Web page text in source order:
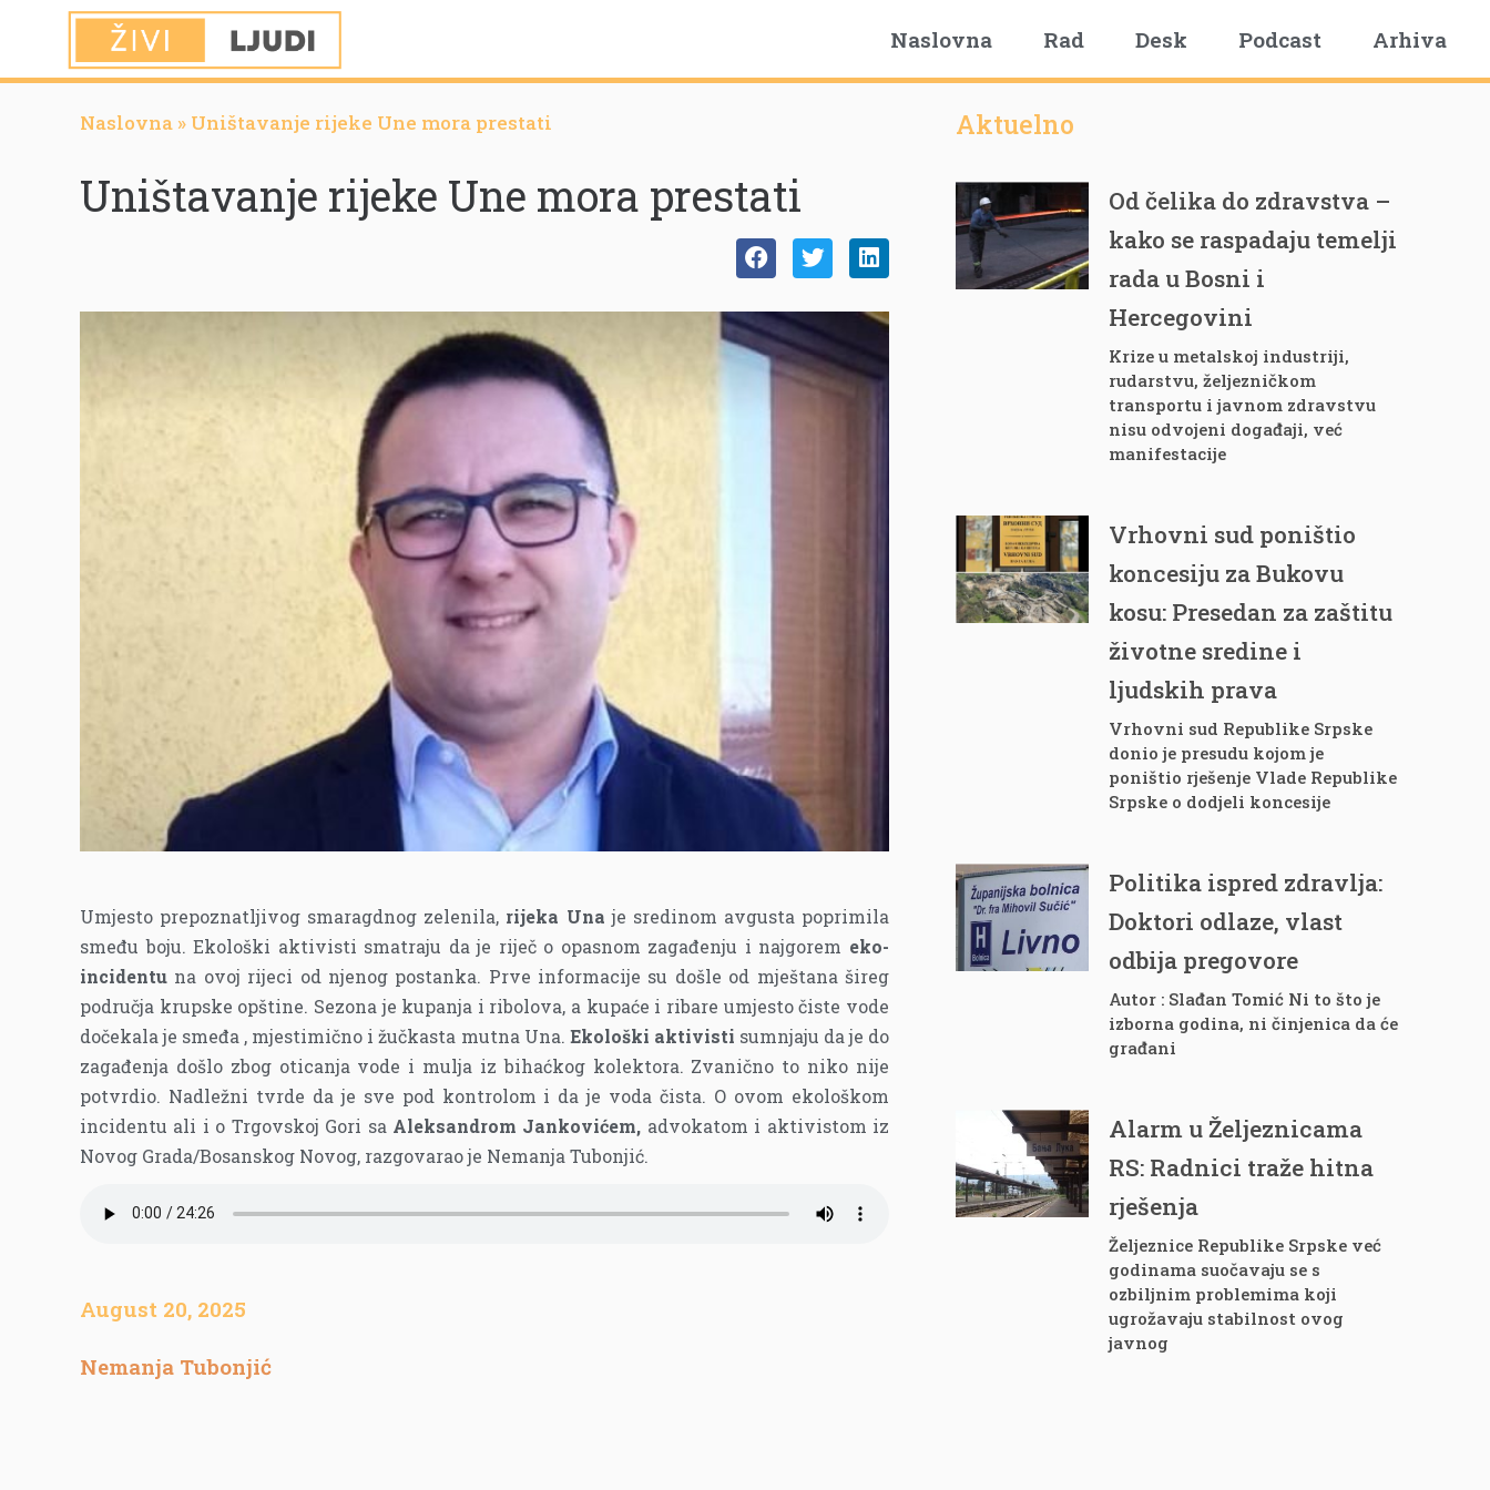
Naslovna Rad Desk Podcast Arhiva
Naslovna » Uništavanje rijeke Une mora prestati
Uništavanje rijeke Une mora prestati
Umjesto prepoznatljivog smaragdnog zelenila, rijeka Una je sredinom avgusta poprimila
smeđu boju. Ekološki aktivisti smatraju da je riječ o opasnom zagađenju i najgorem eko-
incidentu na ovoj rijeci od njenog postanka. Prve informacije su došle od mještana šireg
područja krupske opštine. Sezona je kupanja i ribolova, a kupaće i ribare umjesto čiste vode
dočekala je smeđa , mjestimično i žučkasta mutna Una. Ekološki aktivisti sumnjaju da je do
zagađenja došlo zbog oticanja vode i mulja iz bihaćkog kolektora. Zvanično to niko nije
potvrdio. Nadležni tvrde da je sve pod kontrolom i da je voda čista. O ovom ekološkom
incidentu ali i o Trgovskoj Gori sa Aleksandrom Jankovićem, advokatom i aktivistom iz
Novog Grada/Bosanskog Novog, razgovarao je Nemanja Tubonjić.
August 20, 2025
Nemanja Tubonjić
Aktuelno
Od čelika do zdravstva –
kako se raspadaju temelji
rada u Bosni i
Hercegovini
Krize u metalskoj industriji,
rudarstvu, željezničkom
transportu i javnom zdravstvu
nisu odvojeni događaji, već
manifestacije
Vrhovni sud poništio
koncesiju za Bukovu
kosu: Presedan za zaštitu
životne sredine i
ljudskih prava
Vrhovni sud Republike Srpske
donio je presudu kojom je
poništio rješenje Vlade Republike
Srpske o dodjeli koncesije
Politika ispred zdravlja:
Doktori odlaze, vlast
odbija pregovore
Autor : Slađan Tomić Ni to što je
izborna godina, ni činjenica da će
građani
Alarm u Željeznicama
RS: Radnici traže hitna
rješenja
Željeznice Republike Srpske već
godinama suočavaju se s
ozbiljnim problemima koji
ugrožavaju stabilnost ovog
javnog